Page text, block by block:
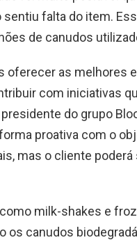
sentiu falta do item.
de canudos
oferecer as melhores
com iniciativas
do grupo
proativa com o
mas o cliente poderá
milk-shakes e
os canudos